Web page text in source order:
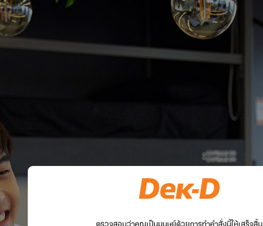
ตรวจสอบว่าคุณเป็นมนุษย์ด้วยการทำคำสั่งนี้ให้เสร็จสิ้น